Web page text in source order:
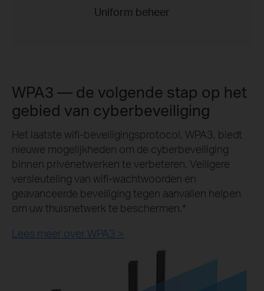
Uniform beheer
WPA3 — de volgende stap op het
gebied van cyberbeveiliging
Het laatste wifi-beveiligingsprotocol, WPA3, biedt
nieuwe mogelijkheden om de cyberbeveiliging
binnen privénetwerken te verbeteren. Veiligere
versleuteling van wifi-wachtwoorden en
geavanceerde beveiliging tegen aanvallen helpen
om uw thuisnetwerk te beschermen.*
Lees meer over WPA3 >